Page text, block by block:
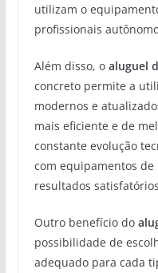
utilizam o
profissionais
Além disso, o aluguel
concreto permite a
modernos e
mais eficiente e de
constante evolução
com equipamentos
resultados
Outro benefício do
possibilidade de
adequado para cada